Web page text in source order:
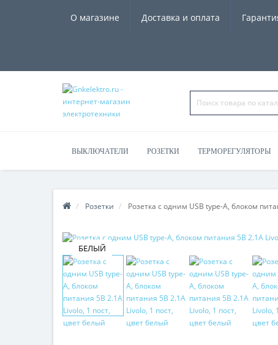
О магазине Доставка и оплата
ВЫКЛЮЧАТЕЛИ РОЗЕТКИ ТЕРМОРЕГУЛЯТОРЫ
ЧАСЫ, КОЛОНКИ
Розетки Розетка с одним USB type-A, блоком
БЕЛЫЙ